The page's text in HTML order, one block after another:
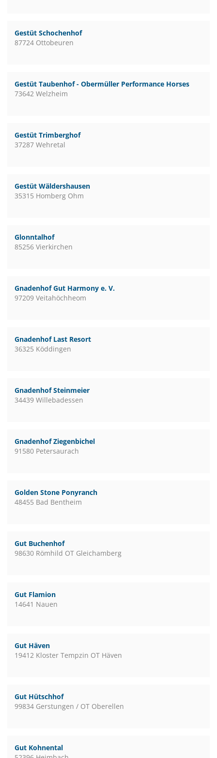
Gestüt Schochenhof
87724 Ottobeuren
Gestüt Taubenhof - Obermüller Performance Horses
73642 Welzheim
Gestüt Trimberghof
37287 Wehretal
Gestüt Wäldershausen
35315 Homberg Ohm
Glonntalhof
85256 Vierkirchen
Gnadenhof Gut Harmony e. V.
97209 Veitahöchheom
Gnadenhof Last Resort
36325 Köddingen
Gnadenhof Steinmeier
34439 Willebadessen
Gnadenhof Ziegenbichel
91580 Petersaurach
Golden Stone Ponyranch
48455 Bad Bentheim
Gut Buchenhof
98630 Römhild OT Gleichamberg
Gut Flamion
14641 Nauen
Gut Häven
19412 Kloster Tempzin OT Häven
Gut Hütschhof
99834 Gerstungen / OT Oberellen
Gut Kohnental